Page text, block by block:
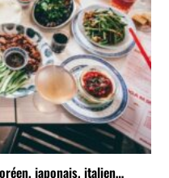
japonais, italien…